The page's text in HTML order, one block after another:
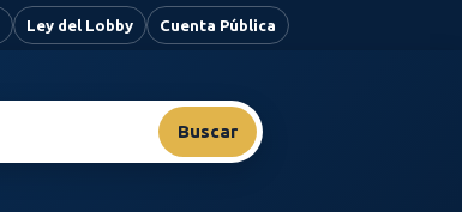
Ley del Lobby Cuenta Pública
Buscar